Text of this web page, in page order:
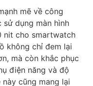
mẽ về công
sử dụng màn hình
nit cho smartwatch
không chỉ đem lại
mà còn khắc phục
điện năng và độ
cũng mang lại